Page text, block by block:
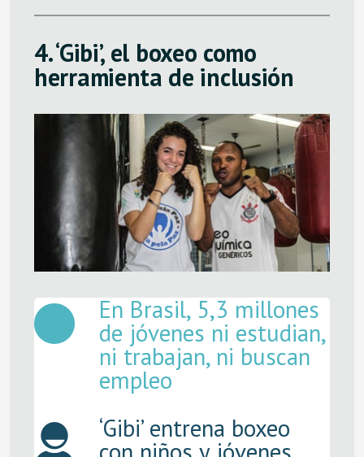
4.‘Gibi’, el boxeo como
herramienta de inclusión
En Brasil, 5,3 millones
de jóvenes ni estudian,
ni trabajan, ni buscan
empleo
‘Gibi’ entrena boxeo